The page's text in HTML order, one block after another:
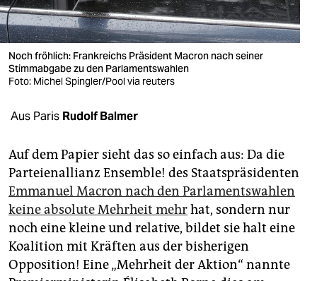
wahrheit
verlag
verlag
shop
fragen & hilfe
unterstützen
abo
genossenschaft
epaper login
Noch fröhlich: Frankreichs Präsident Macron nach seiner
Stimmabgabe zu den Parlamentswahlen
Foto: Michel Spingler/Pool via reuters
Aus Paris Rudolf Balmer
Auf dem Papier sieht das so einfach aus: Da die
Parteienallianz Ensemble! des Staatspräsidenten
Emmanuel Macron nach den Parlamentswahlen
keine absolute Mehrheit mehrhat, sondern nur
noch eine kleine und relative, bildet sie halt eine
Koalition mit Kräften aus der bisherigen
Opposition! Eine „Mehrheit der Aktion“ nannte